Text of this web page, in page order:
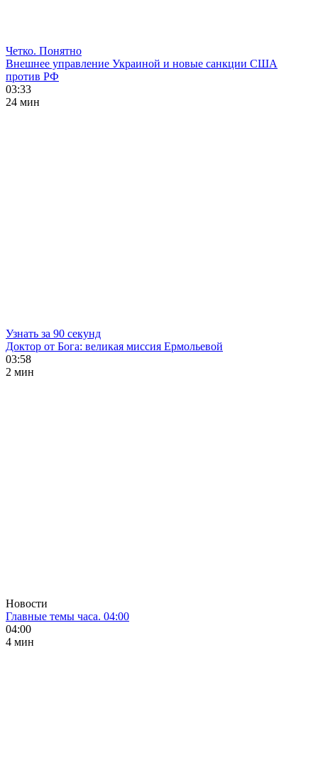
Четко. Понятно
Внешнее управление Украиной и новые санкции США
против РФ
03:33
24 мин
Узнать за 90 секунд
Доктор от Бога: великая миссия Ермольевой
03:58
2 мин
Новости
Главные темы часа. 04:00
04:00
4 мин